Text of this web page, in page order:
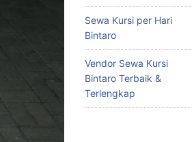
Sewa Kursi per Hari
Bintaro
Vendor Sewa Kursi
Bintaro Terbaik &
Terlengkap